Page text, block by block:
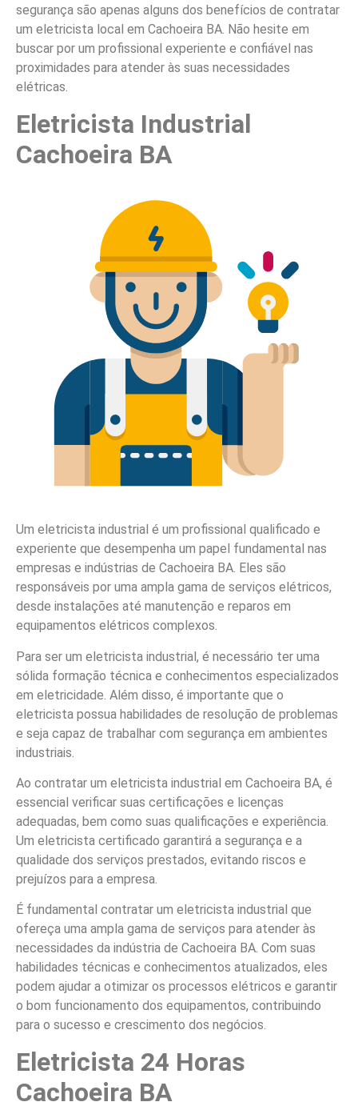
segurança são apenas alguns dos benefícios de contratar
um eletricista local em Cachoeira BA. Não hesite em
buscar por um profissional experiente e confiável nas
proximidades para atender às suas necessidades
elétricas.
Eletricista Industrial
Cachoeira BA
Um eletricista industrial é um profissional qualificado e
experiente que desempenha um papel fundamental nas
empresas e indústrias de Cachoeira BA. Eles são
responsáveis por uma ampla gama de serviços elétricos,
desde instalações até manutenção e reparos em
equipamentos elétricos complexos.
Para ser um eletricista industrial, é necessário ter uma
sólida formação técnica e conhecimentos especializados
em eletricidade. Além disso, é importante que o
eletricista possua habilidades de resolução de problemas
e seja capaz de trabalhar com segurança em ambientes
industriais.
Ao contratar um eletricista industrial em Cachoeira BA, é
essencial verificar suas certificações e licenças
adequadas, bem como suas qualificações e experiência.
Um eletricista certificado garantirá a segurança e a
qualidade dos serviços prestados, evitando riscos e
prejuízos para a empresa.
É fundamental contratar um eletricista industrial que
ofereça uma ampla gama de serviços para atender às
necessidades da indústria de Cachoeira BA. Com suas
habilidades técnicas e conhecimentos atualizados, eles
podem ajudar a otimizar os processos elétricos e garantir
o bom funcionamento dos equipamentos, contribuindo
para o sucesso e crescimento dos negócios.
Eletricista 24 Horas
Cachoeira BA